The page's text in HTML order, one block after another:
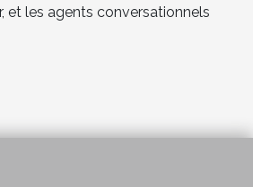
et les agents conversationnels